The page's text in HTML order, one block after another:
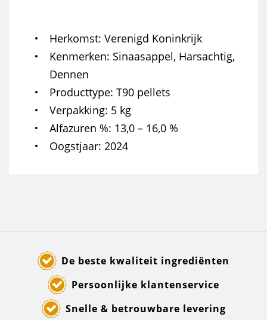
Herkomst Verenigd Koninkrijk
Kenmerken Sinaasappel, Harsachtig,
Dennen
Producttype T90 pellets
Verpakking 5 kg
Alfazuren % 13,0 – 16,0 %
Oogstjaar 2024
De beste kwaliteit ingrediënten
Persoonlijke klantenservice
Snelle & betrouwbare levering